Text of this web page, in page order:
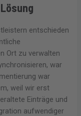
entschieden
Ort zu verwalten
war
war
weil wir erst
Einträge und
aufwendiger